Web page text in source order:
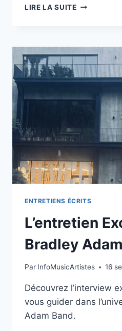
LIRE LA SUITEL’ENTRETIEN
NEW
CITIZEN
ENTRETIENS ÉCRITS
L’entretien
Bradley
Par InfoMusicArtistes 16
Découvrez l’interview
vous guider dans
Adam Band.